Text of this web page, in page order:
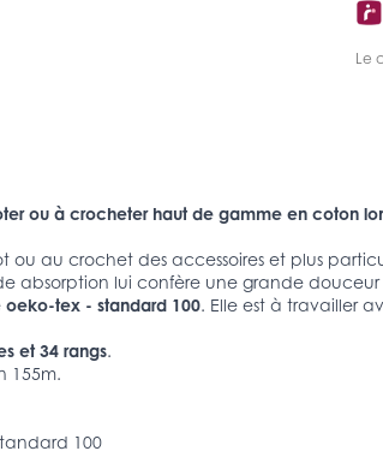
Le
ou à crocheter haut de gamme en coton
ou au crochet des accessoires et plus
absorption lui confère une grande
oeko-tex - standard 100. Elle est à travailler
et 34 rangs.
155m.
100